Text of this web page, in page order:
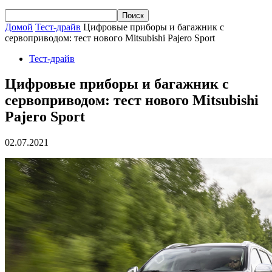
Домой Тест-драйв Цифровые приборы и багажник с
сервоприводом: тест нового Mitsubishi Pajero Sport
Тест-драйв
Цифровые приборы и багажник с
сервоприводом: тест нового Mitsubishi
Pajero Sport
02.07.2021